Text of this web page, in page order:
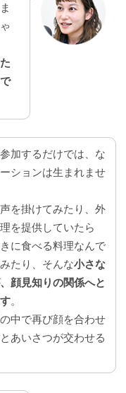
加するだけでは、な
ションは生まれませ
を掛けてみたり、外
を提供していたら
に食べる料理なんで
たり、そんな小さな
顔見知りの関係へと
。
中で再び顔を合わせ
あいさつが交わせる